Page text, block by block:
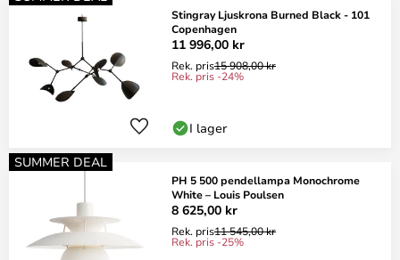
Stingray Ljuskrona Burned Black - 101
Copenhagen
11 996,00 kr
Rek. pris15 908,00 kr
Rek. pris -24%
I lager
SUMMER DEAL
PH 5 500 pendellampa Monochrome
White – Louis Poulsen
8 625,00 kr
Rek. pris11 545,00 kr
Rek. pris -25%